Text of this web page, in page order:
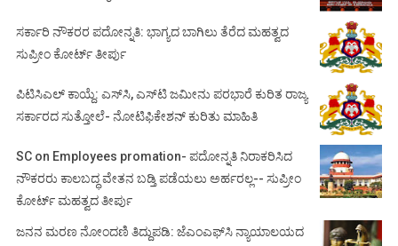
ಸರ್ಕಾರಿ ನೌಕರರ ಪದೋನ್ನತಿ: ಭಾಗ್ಯದ ಬಾಗಿಲು ತೆರೆದ ಮಹತ್ವದ
ಸುಪ್ರೀಂ ಕೋರ್ಟ್ ತೀರ್ಪು
ಪಿಟಿಸಿಎಲ್ ಕಾಯ್ದೆ: ಎಸ್‌ಸಿ, ಎಸ್‌ಟಿ ಜಮೀನು ಪರಭಾರೆ ಕುರಿತ ರಾಜ್ಯ
ಸರ್ಕಾರದ ಸುತ್ತೋಲೆ- ನೋಟಿಫಿಕೇಶನ್‌ ಕುರಿತು ಮಾಹಿತಿ
SC on Employees promation- ಪದೋನ್ನತಿ ನಿರಾಕರಿಸಿದ
ನೌಕರರು ಕಾಲಬದ್ಧ ವೇತನ ಬಡ್ತಿ ಪಡೆಯಲು ಅರ್ಹರಲ್ಲ-- ಸುಪ್ರೀಂ
ಕೋರ್ಟ್ ಮಹತ್ವದ ತೀರ್ಪು
ಜನನ ಮರಣ ನೋಂದಣಿ ತಿದ್ದುಪಡಿ: ಜೆಎಂಎಫ್‌ಸಿ ನ್ಯಾಯಾಲಯದ